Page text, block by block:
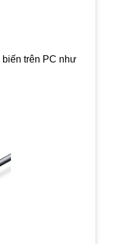
trên PC như